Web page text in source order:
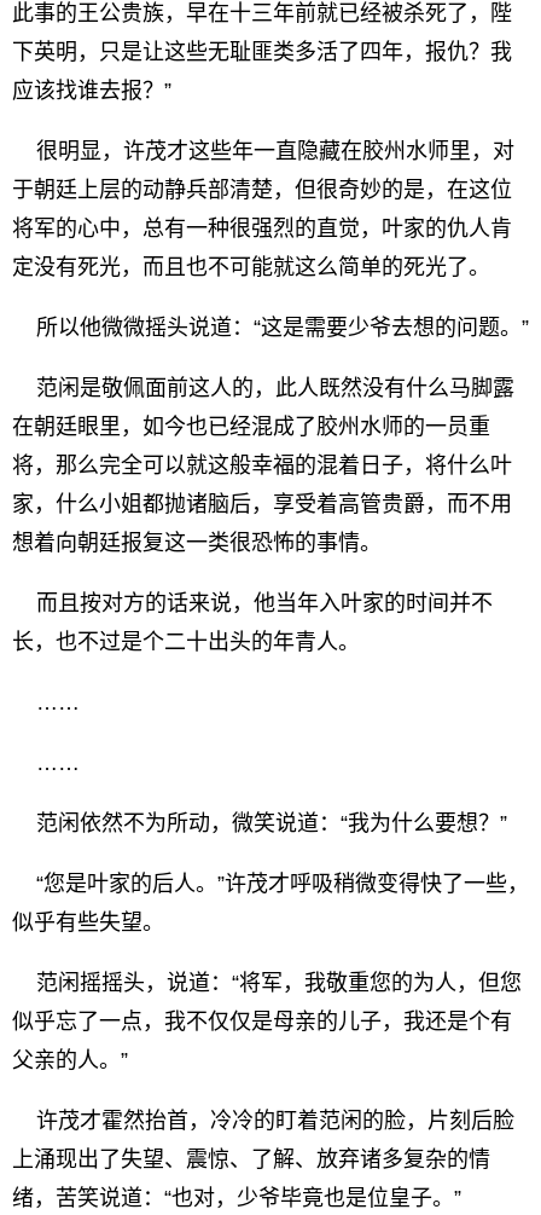
此事的王公贵族，早在十三年前就已经被杀死了，陛
下英明，只是让这些无耻匪类多活了四年，报仇？我
应该找谁去报？”
很明显，许茂才这些年一直隐藏在胶州水师里，对
于朝廷上层的动静兵部清楚，但很奇妙的是，在这位
将军的心中，总有一种很强烈的直觉，叶家的仇人肯
定没有死光，而且也不可能就这么简单的死光了。
所以他微微摇头说道：“这是需要少爷去想的问题。”
范闲是敬佩面前这人的，此人既然没有什么马脚露
在朝廷眼里，如今也已经混成了胶州水师的一员重
将，那么完全可以就这般幸福的混着日子，将什么叶
家，什么小姐都抛诸脑后，享受着高管贵爵，而不用
想着向朝廷报复这一类很恐怖的事情。
而且按对方的话来说，他当年入叶家的时间并不
长，也不过是个二十出头的年青人。
……
……
范闲依然不为所动，微笑说道：“我为什么要想？”
“您是叶家的后人。”许茂才呼吸稍微变得快了一些，
似乎有些失望。
范闲摇摇头，说道：“将军，我敬重您的为人，但您
似乎忘了一点，我不仅仅是母亲的儿子，我还是个有
父亲的人。”
许茂才霍然抬首，冷冷的盯着范闲的脸，片刻后脸
上涌现出了失望、震惊、了解、放弃诸多复杂的情
绪，苦笑说道：“也对，少爷毕竟也是位皇子。”